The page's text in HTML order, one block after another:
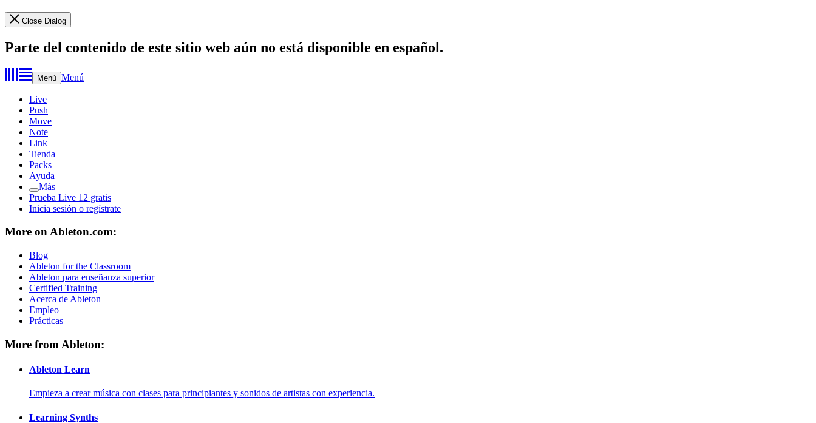
Close Dialog
Parte del contenido de este sitio web aún no está disponible en español.
Menú Menú
Live
Push
Move
Note
Link
Tienda
Packs
Ayuda
Más
Prueba Live 12 gratis
Inicia sesión o regístrate
More on Ableton.com:
Blog
Ableton for the Classroom
Ableton para enseñanza superior
Certified Training
Acerca de Ableton
Empleo
Prácticas
More from Ableton:
Ableton Learn
Empieza a crear música con clases para principiantes y sonidos de artistas con experiencia.
Learning Synths